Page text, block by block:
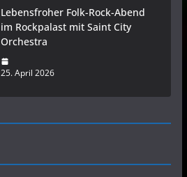
Lebensfroher Folk-Rock-Abend
im Rockpalast mit Saint City
Orchestra
25. April 2026